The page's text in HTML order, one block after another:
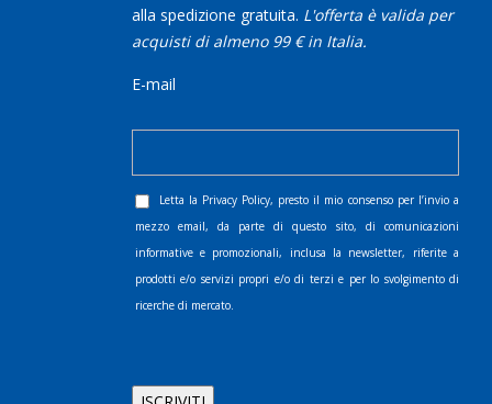
alla spedizione gratuita. L'offerta è valida per
acquisti di almeno 99 € in Italia.
E-mail
Letta la Privacy Policy, presto il mio consenso per l’invio a
mezzo email, da parte di questo sito, di comunicazioni
informative e promozionali, inclusa la newsletter, riferite a
prodotti e/o servizi propri e/o di terzi e per lo svolgimento di
ricerche di mercato.